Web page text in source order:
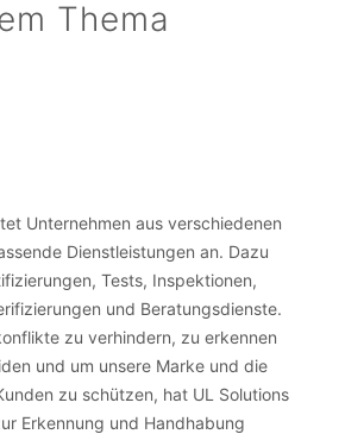
Thema
Unternehmen aus verschiedenen
Dienstleistungen an. Dazu
Tests, Inspektionen,
und Beratungsdienste.
zu verhindern, zu erkennen
und um unsere Marke und die
zu schützen, hat UL Solutions
Erkennung und Handhabung